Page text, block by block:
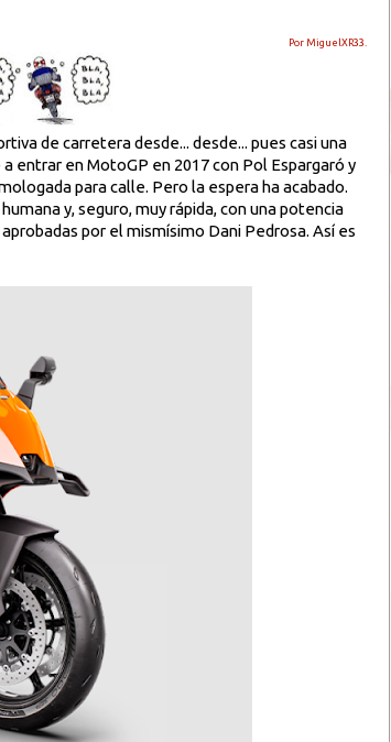
Por MiguelXR33.
de carretera desde... desde... pues casi una
a entrar en MotoGP en 2017 con Pol Espargaró y
para calle. Pero la espera ha acabado.
y, seguro, muy rápida, con una potencia
por el mismísimo Dani Pedrosa. Así es